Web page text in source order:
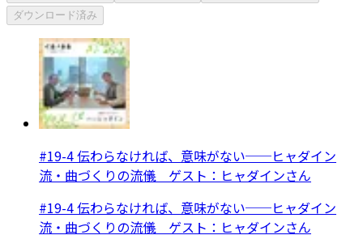
ダウンロード済み
#19-4 伝わらなければ、意味がない──ヒャダイン
流・曲づくりの流儀 ゲスト：ヒャダインさん
#19-4 伝わらなければ、意味がない──ヒャダイン
流・曲づくりの流儀 ゲスト：ヒャダインさん